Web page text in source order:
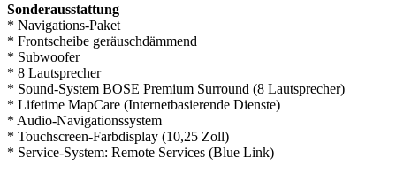
Sonderausstattung
* Navigations-Paket
* Frontscheibe geräuschdämmend
* Subwoofer
* 8 Lautsprecher
* Sound-System BOSE Premium Surround (8 Lautsprecher)
* Lifetime MapCare (Internetbasierende Dienste)
* Audio-Navigationssystem
* Touchscreen-Farbdisplay (10,25 Zoll)
* Service-System: Remote Services (Blue Link)